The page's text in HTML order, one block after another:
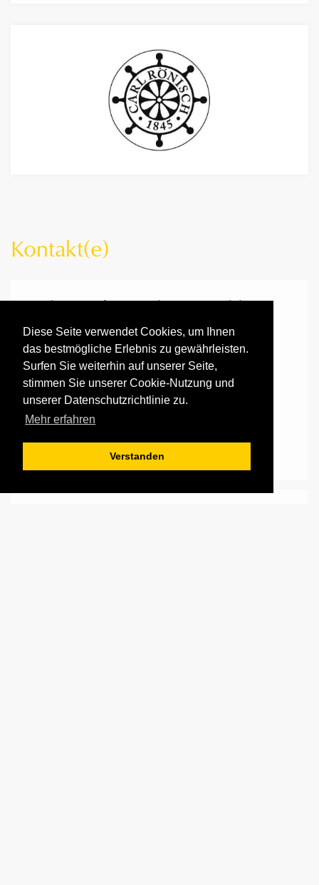
Diese Seite verwendet Cookies, um Ihnen
das bestmögliche Erlebnis zu gewährleisten.
Surfen Sie weiterhin auf unserer Seite,
stimmen Sie unserer Cookie-Nutzung und
unserer Datenschutzrichtlinie zu.
Mehr erfahren
Verstanden
Kontakt(e)
Carl Rönisch Pianofortemanufaktur
GmbH
Dechwitzer Straße 12
04463 Großpösna
+49 34297 75130
+49 34297 75150
leipzig@roenisch-pianos.de
www.roenisch-pianos.de